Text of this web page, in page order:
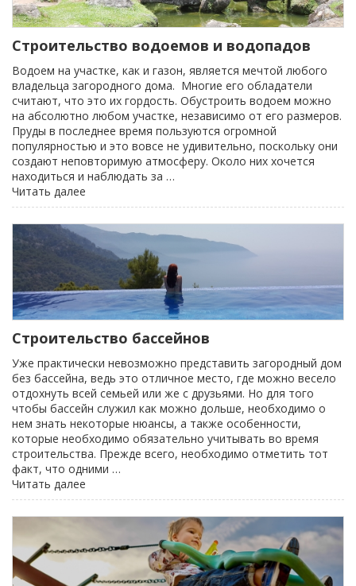
Строительство водоемов и водопадов
Водоем на участке, как и газон, является мечтой любого
владельца загородного дома. Многие его обладатели
считают, что это их гордость. Обустроить водоем можно
на абсолютно любом участке, независимо от его размеров.
Пруды в последнее время пользуются огромной
популярностью и это вовсе не удивительно, поскольку они
создают неповторимую атмосферу. Около них хочется
находиться и наблюдать за …
Читать далее
водоемов
и
водопадов»
Строительство бассейнов
Уже практически невозможно представить загородный дом
без бассейна, ведь это отличное место, где можно весело
отдохнуть всей семьей или же с друзьями. Но для того
чтобы бассейн служил как можно дольше, необходимо о
нем знать некоторые нюансы, а также особенности,
которые необходимо обязательно учитывать во время
строительства. Прежде всего, необходимо отметить тот
факт, что одними …
Читать далее
бассейнов»